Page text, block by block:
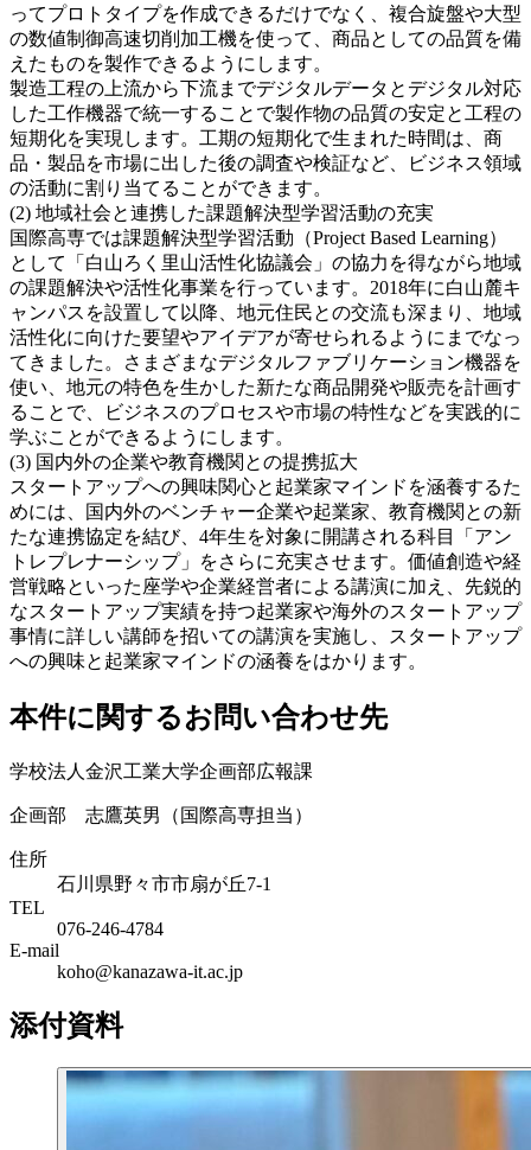
ってプロトタイプを作成できるだけでなく、複合旋盤や大型
の数値制御高速切削加工機を使って、商品としての品質を備
えたものを製作できるようにします。
製造工程の上流から下流までデジタルデータとデジタル対応
した工作機器で統一することで製作物の品質の安定と工程の
短期化を実現します。工期の短期化で生まれた時間は、商
品・製品を市場に出した後の調査や検証など、ビジネス領域
の活動に割り当てることができます。
(2) 地域社会と連携した課題解決型学習活動の充実
国際高専では課題解決型学習活動（Project Based Learning）
として「白山ろく里山活性化協議会」の協力を得ながら地域
の課題解決や活性化事業を行っています。2018年に白山麓キ
ャンパスを設置して以降、地元住民との交流も深まり、地域
活性化に向けた要望やアイデアが寄せられるようにまでなっ
てきました。さまざまなデジタルファブリケーション機器を
使い、地元の特色を生かした新たな商品開発や販売を計画す
ることで、ビジネスのプロセスや市場の特性などを実践的に
学ぶことができるようにします。
(3) 国内外の企業や教育機関との提携拡大
スタートアップへの興味関心と起業家マインドを涵養するた
めには、国内外のベンチャー企業や起業家、教育機関との新
たな連携協定を結び、4年生を対象に開講される科目「アン
トレプレナーシップ」をさらに充実させます。価値創造や経
営戦略といった座学や企業経営者による講演に加え、先鋭的
なスタートアップ実績を持つ起業家や海外のスタートアップ
事情に詳しい講師を招いての講演を実施し、スタートアップ
への興味と起業家マインドの涵養をはかります。
本件に関するお問い合わせ先
学校法人金沢工業大学企画部広報課
企画部 志鷹英男（国際高専担当）
住所
石川県野々市市扇が丘7-1
TEL
076-246-4784
E-mail
koho@kanazawa-it.ac.jp
添付資料